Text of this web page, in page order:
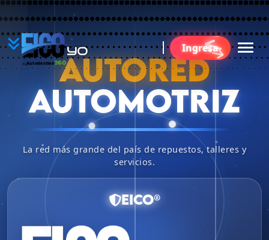
YO
BU
AutoGestion 360
Ingresa
AUTORED
AUTOMOTRIZ
La red más grande del país de repuestos, talleres y
servicios.
EICO®